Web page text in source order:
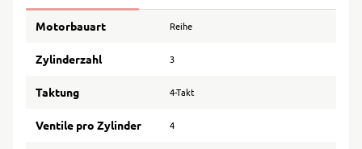
Motorbauart Reihe
Zylinderzahl 3
Taktung 4-Takt
Ventile pro Zylinder 4